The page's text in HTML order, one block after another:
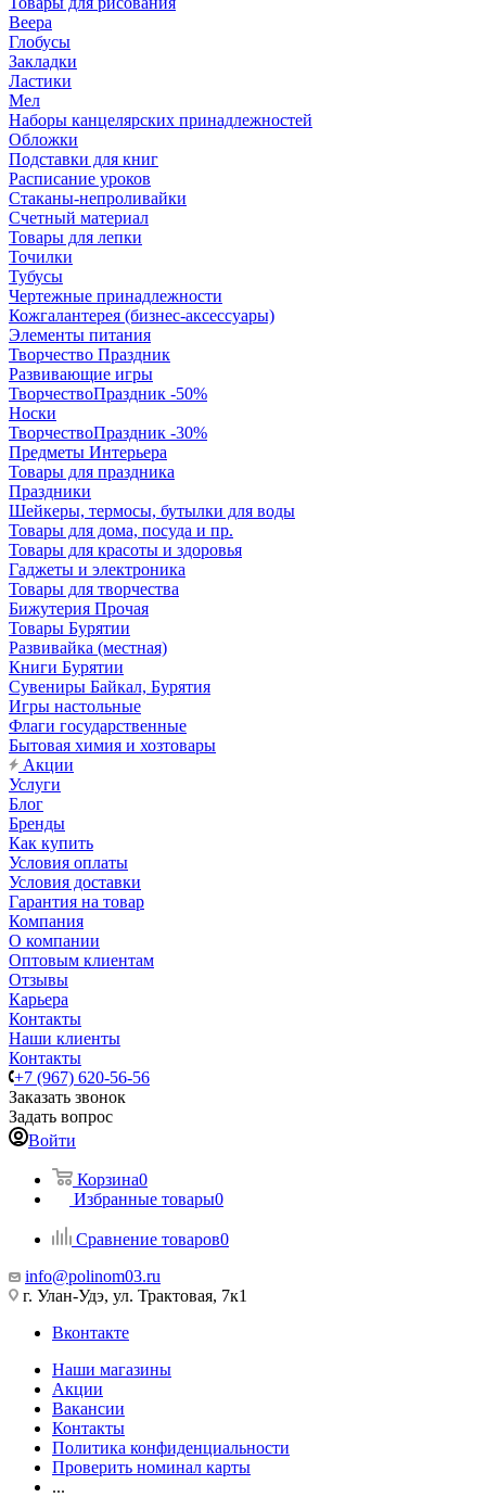
Веера
Глобусы
Закладки
Ластики
Мел
Наборы канцелярских принадлежностей
Обложки
Подставки для книг
Расписание уроков
Стаканы-непроливайки
Счетный материал
Товары для лепки
Точилки
Тубусы
Чертежные принадлежности
Кожгалантерея (бизнес-аксессуары)
Элементы питания
Творчество Праздник
Развивающие игры
ТворчествоПраздник -50%
Носки
ТворчествоПраздник -30%
Предметы Интерьера
Товары для праздника
Праздники
Шейкеры, термосы, бутылки для воды
Товары для дома, посуда и пр.
Товары для красоты и здоровья
Гаджеты и электроника
Товары для творчества
Бижутерия Прочая
Товары Бурятии
Развивайка (местная)
Книги Бурятии
Сувениры Байкал, Бурятия
Игры настольные
Флаги государственные
Бытовая химия и хозтовары
Акции
Услуги
Блог
Бренды
Как купить
Условия оплаты
Условия доставки
Гарантия на товар
Компания
О компании
Оптовым клиентам
Отзывы
Карьера
Контакты
Наши клиенты
Контакты
+7 (967) 620-56-56
Заказать звонок
Задать вопрос
Войти
Корзина0
Избранные товары0
Сравнение товаров0
info@polinom03.ru
г. Улан-Удэ, ул. Трактовая, 7к1
Вконтакте
Наши магазины
Акции
Вакансии
Контакты
Политика конфиденциальности
Проверить номинал карты
...